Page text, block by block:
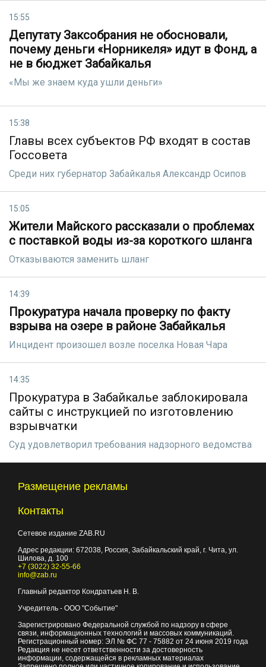
15:55
Депутату Заксобрания не обосновали,
почему деньги «Норникеля» идут в Фонд, а
не в бюджет Забайкалья
«Мы же знаем куда ушли деньги»
15:38
Главы всех субъектов РФ входят в состав
Госсовета
Среди них губернатор Забайкалья Александр Осипов
15:05
Жители Майского рассказали о проблемах
с поставкой воды из-за короткого шланга
Отказываются заменить шланг
14:39
Прокуратура начала проверку по факту
взрыва на озере в районе Забайкалья
Инцидент произошел возле поселка Новая Чара
14:35
Прокуратура в Забайкалье заблокировала
сайты с инструкцией по изготовлению
взрывчатки
Суд удовлетворил требования надзорного ведомства
Размещение рекламы
Контакты
Сетевое издание ZAB.RU
Адрес редакции: 672038, Россия, Забайкальский край, г. Чита, ул.
Шилова, д. 100
+7 (3022) 32-55-66
info@zab.ru
Главный редактор Кондратьев Н. В.
Учредитель - ООО "Событие"
Зарегистрировано Федеральной службой по надзору в сфере
связи, информационных технологий и массовых коммуникаций.
Регистрационный номер: ЭЛ № ФС 77 - 75882 от 24 июня 2019 года
Редакция не несет ответственности за достоверность
информации, содержащейся в рекламных материалах